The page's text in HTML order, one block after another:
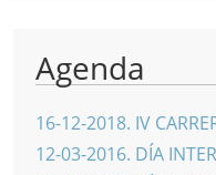
Agenda
16-12-2018. IV
12-03-2016. DÍA